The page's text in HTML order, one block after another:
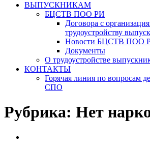
ВЫПУСКНИКАМ
БЦСТВ ПОО РИ
Договора с
трудоустройству
Новости БЦСТВ ПОО
Документы
О трудоустройстве
КОНТАКТЫ
Горячая линия по вопросам
СПО
Рубрика: Нет